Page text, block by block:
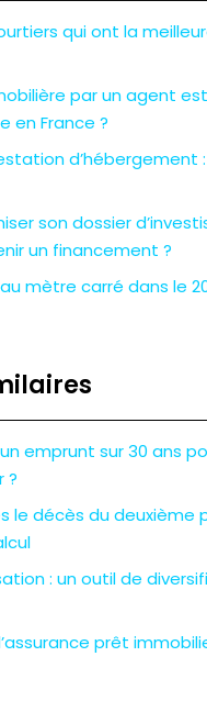
qui ont la
par un agent
en France ?
d’hébergement
son dossier
un financement ?
mètre carré dans le
emprunt sur 30 ans
?
le décès du deuxième
: un outil de
prêt